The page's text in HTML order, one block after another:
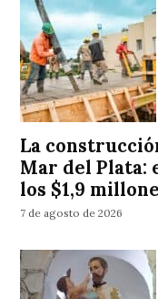
La
Mar del Plata:
los $1,9
7 de agosto de 2026